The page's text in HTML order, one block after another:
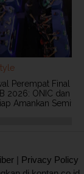
Perempat Final
2026: ONIC dan
Amankan
| Privacy Policy